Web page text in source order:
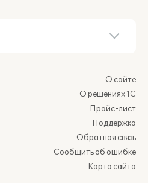
О сайте
О решениях 1С
Прайс-лист
Поддержка
Обратная связь
Сообщить об ошибке
Карта сайта